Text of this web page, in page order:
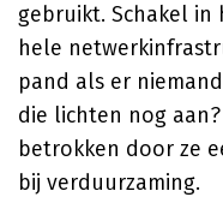
gebruikt. Schakel
hele
pand als er
die lichten nog
betrokken door ze
bij verduurzaming.